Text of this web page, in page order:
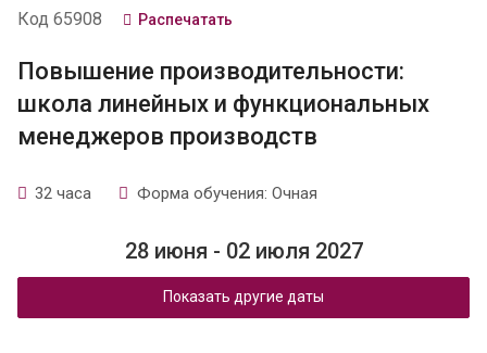
Код 65908
Распечатать
Повышение производительности:
школа линейных и функциональных
менеджеров производств
32 часа Форма обучения: Очная
28 июня - 02 июля 2027
Показать другие даты